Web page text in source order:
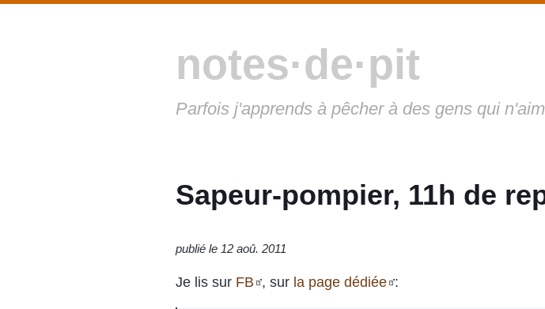
notes·de·pit
Parfois j'apprends à pêcher à des gens qui
Sapeur-pompier, 11h de
publié le 12 aoû. 2011
Je lis sur FB , sur la page dédiée :